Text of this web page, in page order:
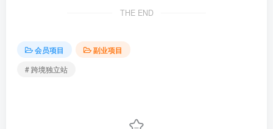
THE END
会员项目
副业项目
# 跨境独立站